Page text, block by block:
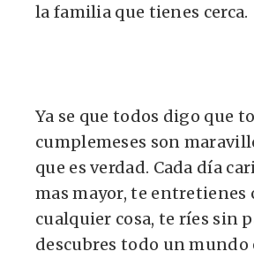
la familia que tienes cerca.
Ya se que todos digo que
cumplemeses son
que es verdad. Cada día
mas mayor, te entretienes
cualquier cosa, te ríes sin
descubres todo un mundo